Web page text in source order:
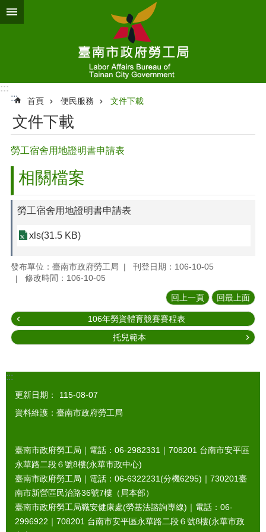
跳到主要內容區塊
:::
:::
首頁 便民服務 文件下載
文件下載
勞工宿舍用地證明書申請表
相關檔案
勞工宿舍用地證明書申請表
xls(31.5 KB)
發布單位：臺南市政府勞工局
刊登日期：106-10-05
修改時間：106-10-05
回上一頁 回最上面
106年勞資體育競賽賽程表
托兒範本
:::
更新日期：
115-08-07
資料維護：臺南市政府勞工局
臺南市政府勞工局｜電話：06-2982331｜ 708201 台南市安平區
永華路二段６號8樓(永華市政中心)
臺南市政府勞工局｜電話：06-6322231(分機6295)｜ 730201臺
南市新營區民治路36號7樓（局本部）
臺南市政府勞工局職安健康處(勞基法諮詢專線)｜電話：06-
2996922｜ 708201 台南市安平區永華路二段６號8樓(永華市政